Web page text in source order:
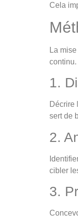
Cela
La
continu.
1.
Décrire
sert de
2.
cibler
3.